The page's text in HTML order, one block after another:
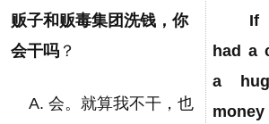
贩子和贩毒集团洗钱，你
会干吗 ？
A. 会。就算我不干，也
If
had a
a